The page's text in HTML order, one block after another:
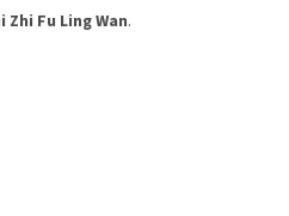
Zhi Fu Ling Wan.